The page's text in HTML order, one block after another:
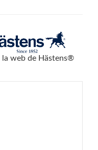
la web de Hästens®